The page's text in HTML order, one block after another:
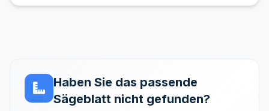
Haben Sie das passende
Sägeblatt nicht gefunden?